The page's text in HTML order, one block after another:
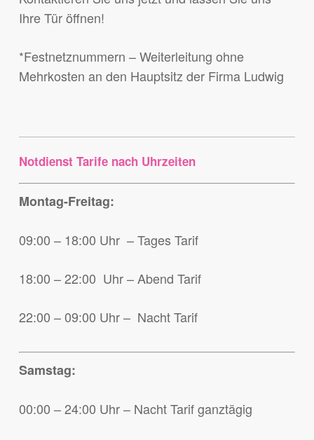
Ihre Tür öffnen!
*Festnetznummern – Weiterleitung ohne
Mehrkosten an den Hauptsitz der Firma Ludwig
Notdienst Tarife nach Uhrzeiten
Montag-Freitag:
09:00 – 18:00 Uhr – Tages Tarif
18:00 – 22:00 Uhr – Abend Tarif
22:00 – 09:00 Uhr – Nacht Tarif
Samstag:
00:00 – 24:00 Uhr – Nacht Tarif ganztägig